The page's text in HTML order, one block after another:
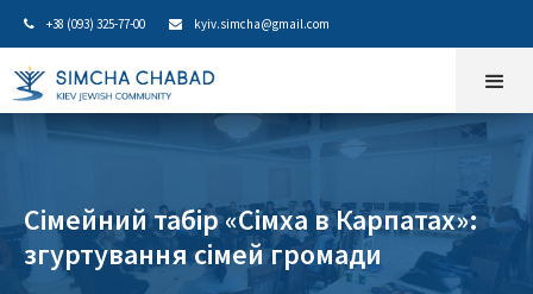
 +38 (093) 325-77-00  kyiv.simcha@gmail.com
Сімейний табір «Сімха в Карпатах»:
згуртування сімей громади